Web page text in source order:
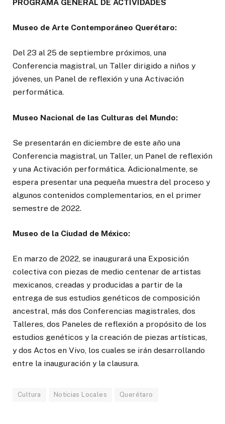
PROGRAMA GENERAL DE ACTIVIDADES
Museo de Arte Contemporáneo Querétaro:
Del 23 al 25 de septiembre próximos, una
Conferencia magistral, un Taller dirigido a niños y
jóvenes, un Panel de reflexión y una Activación
performática.
Museo Nacional de las Culturas del Mundo:
Se presentarán en diciembre de este año una
Conferencia magistral, un Taller, un Panel de reflexión
y una Activación performática. Adicionalmente, se
espera presentar una pequeña muestra del proceso y
algunos contenidos complementarios, en el primer
semestre de 2022.
Museo de la Ciudad de México:
En marzo de 2022, se inaugurará una Exposición
colectiva con piezas de medio centenar de artistas
mexicanos, creadas y producidas a partir de la
entrega de sus estudios genéticos de composición
ancestral, más dos Conferencias magistrales, dos
Talleres, dos Paneles de reflexión a propósito de los
estudios genéticos y la creación de piezas artísticas,
y dos Actos en Vivo, los cuales se irán desarrollando
entre la inauguración y la clausura.
Cultura Noticias Locales Querétaro